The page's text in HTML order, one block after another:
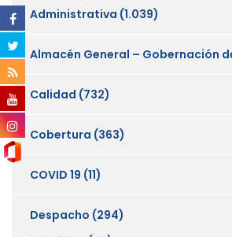
Administrativa (1.039)
Almacén General – Gobernación
Calidad (732)
Cobertura (363)
COVID 19 (11)
Despacho (294)